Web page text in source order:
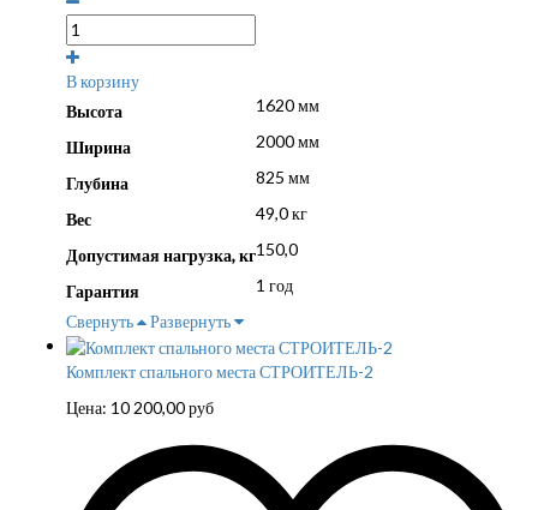
В корзину
Высота
1620 мм
Ширина 2000 мм
Глубина 825 мм
Вес 49,0 кг
Допустимая нагрузка, кг150,0
Гарантия
1 год
Свернуть
Развернуть
Комплект спального места СТРОИТЕЛЬ-2
Цена: 10 200,00руб